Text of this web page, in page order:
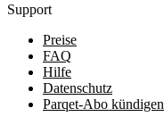
Support
Preise
FAQ
Hilfe
Datenschutz
Parqet-Abo kündigen